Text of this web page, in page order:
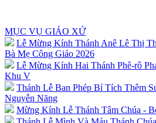
MỤC VỤ GIÁO XỨ
Lễ Mừng Kính Thánh Anê Lê Thị
Bà Mẹ Công Giáo 2026
Lễ Mừng Kính Hai Thánh Phê-rô
Khu V
Thánh Lễ Ban Phép Bí Tích Thêm
Nguyễn Năng
Mừng Kính Lễ Thánh Tâm Chúa -